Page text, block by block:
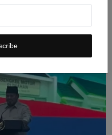
Proyek Mangkrak dan